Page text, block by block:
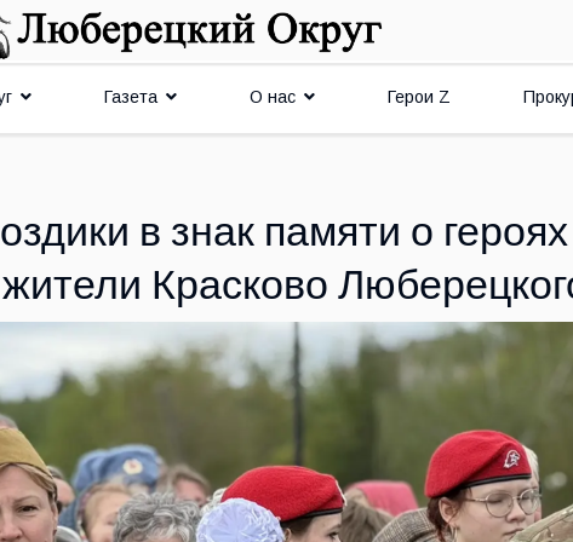
Газета О нас Герои Z
в знак памяти о
Красково